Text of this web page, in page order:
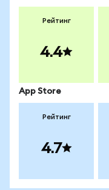
Рейтинг
4.4
App Store
Рейтинг
4.7